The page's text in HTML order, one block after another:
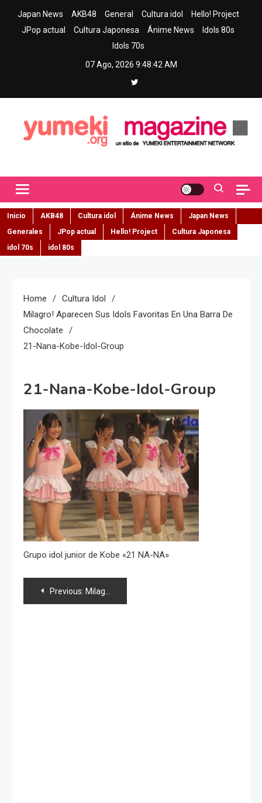
Japan News AKB48 General Cultura idol
Hello! Project
JPop actual
Cultura Japonesa Ánime News
Idols 80s
Idols 70s
07 Ago, 2026 9:48:43 AM
Inicio AKB48 Cultura idol Ánime News
Japan News
Generales
JPop actual Hello! Project
Cultura Japonesa
idol 70s
idol 80s
Home
Cultura Idol
Milagro! Aparecen Sus Idols Favoritas En Una Barra De
Chocolate
21-Nana-Kobe-Idol-Group
21-Nana-Kobe-Idol-Group
Grupo idol junior de Kobe «21 NA-NA»
Navegación
Previous: Milagro! Aparecen sus idols favoritas en una barra de chocolate